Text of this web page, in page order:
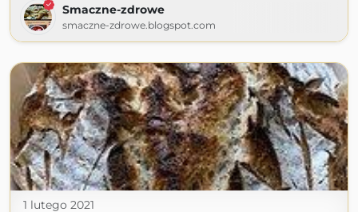
Smaczne-zdrowe
smaczne-zdrowe.blogspot.com
1 lutego 2021